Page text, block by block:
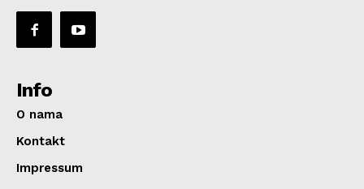
Info
O nama
Kontakt
Impressum